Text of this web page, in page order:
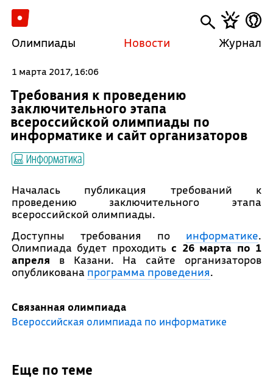
Олимпиады Новости Журнал
1 марта 2017, 16:06
Требования к проведению
заключительного этапа
всероссийской олимпиады по
информатике и сайт организаторов
Информатика
Началась публикация требований к
проведению заключительного этапа
всероссийской олимпиады.
Доступны требования по информатике.
Олимпиада будет проходитьс 26 марта по 1
апреля в Казани. На сайте организаторов
опубликована программа проведения.
Связанная олимпиада
Всероссийская олимпиада по информатике
Еще по теме